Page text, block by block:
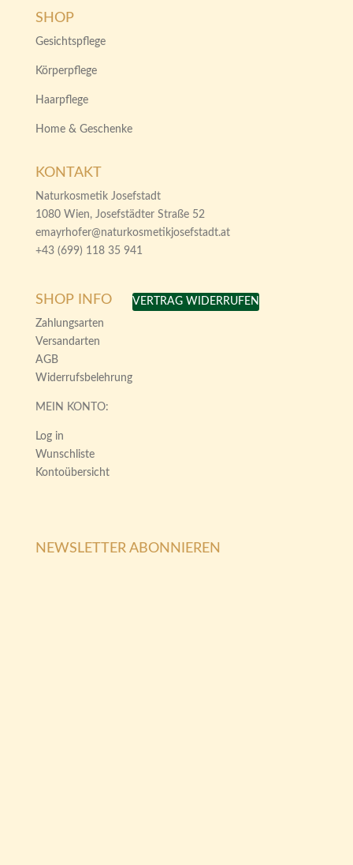
SHOP
Gesichtspflege
Körperpflege
Haarpflege
Home & Geschenke
KONTAKT
Naturkosmetik Josefstadt
1080 Wien, Josefstädter Straße 52
emayrhofer@naturkosmetikjosefstadt.at
+43 (699) 118 35 941
SHOP INFO
Zahlungsarten
Versandarten
AGB
Widerrufsbelehrung
MEIN KONTO:
Log in
Wunschliste
Kontoübersicht
VERTRAG WIDERRUFEN
NEWSLETTER ABONNIEREN